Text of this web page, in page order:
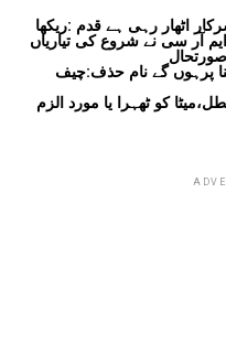
اٹھار رہی ہے قدم :ریکھا
آر سی نے شروع کی تیاریاں
پرہوں گے نام حذف:چیف
کو ٹھہرا یا مورد الزم